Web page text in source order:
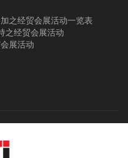
之经贸会展活动一览表
之经贸会展活动
展活动